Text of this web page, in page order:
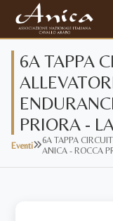
Home
Associazione
Il Cavallo Arabo
6A TAPPA
PRIORA -
Eventi
6A TAPPA
ANICA - ROCCA